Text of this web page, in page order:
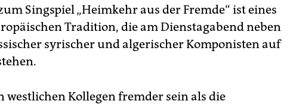
Singspiel „Heimkehr aus der Fremde“ ist eines
Tradition, die am Dienstagabend neben
syrischer und algerischer Komponisten auf
westlichen Kollegen fremder sein als die